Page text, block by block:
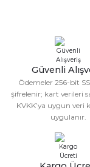
Ürün
Ürün fiyatı diğer
Bu ürüne
Schmilton Tekmelik
150,00 TL
135,00 TL
Güvenli
Ödemeler 256-bit
şifrelenir; kart verileri
KVKK’ya uygun veri
uygulanır.